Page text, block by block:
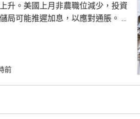
升。美國上月非農職位減少，投資
局可能推遲加息，以應對通脹。 道
5.2%。
前